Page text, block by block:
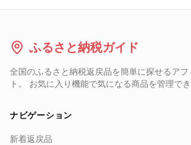
ふるさと納税ガイド
全国のふるさと納税返戻品を簡単に探せるアフ
ト。 お気に入り機能で気になる商品を管理でき
ナビゲーション
新着返戻品